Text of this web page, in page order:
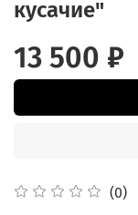
кусачие"
(0)
13 500 ₽